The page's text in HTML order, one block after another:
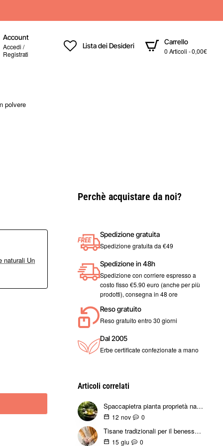
Account
Accedi /
Registrati
Lista dei Desideri
Carrello
0 Articoli - 0,00€
polvere
naturali Un
Perchè acquistare da noi?
Spedizione gratuita
Spedizione gratuita da €49
Spedizione in 48h
Spedizione con corriere espresso a
costo fisso €5.90 euro (anche per più
prodotti), consegna in 48 ore
Reso gratuito
Reso gratuito entro 30 giorni
Dal 2005
Erbe certificate confezionate a mano
Articoli correlati
Spaccapietra pianta proprietà naturali perché il suo nome benefici usi e rimedi
12 nov 0
Tisane tradizionali per il benessere della prostata: come sceglierle e usarle
15 giu 0